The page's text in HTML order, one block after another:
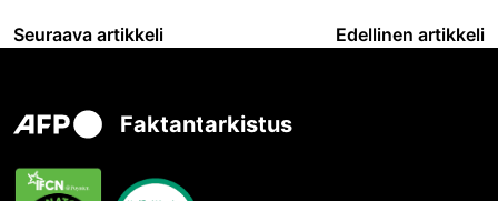
Seuraava artikkeli Edellinen artikkeli
Faktantarkistus